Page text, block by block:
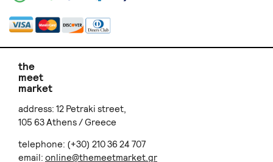
the
meet
market
address: 12 Petraki street,
105 63 Athens / Greece
telephone: (+30) 210 36 24 707
email: online@themeetmarket.gr